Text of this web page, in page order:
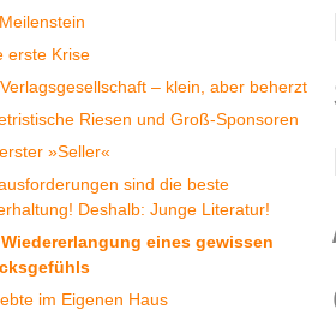
erste Krise
– klein, aber beherzt
Riesen und Groß-Sponsoren
»Seller«
sind die beste
Deshalb: Junge Literatur!
Wiedererlangung eines gewissen
im Eigenen Haus